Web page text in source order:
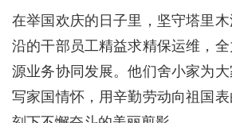
在举国欢庆的日子里，坚守塔里
沿的干部员工精益求精保运维，
源业务协同发展。他们舍小家为
写家国情怀，用辛勤劳动向祖国